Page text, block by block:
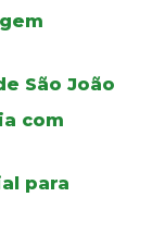
São João
com
para